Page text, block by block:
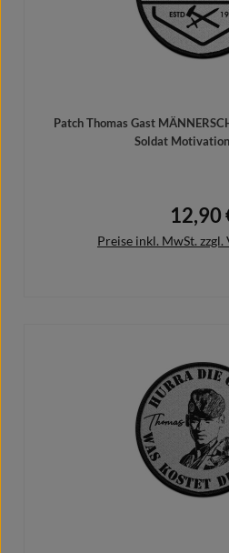
Patch Thomas Gast
Soldat
12,90
Preise inkl. MwSt. zzgl.